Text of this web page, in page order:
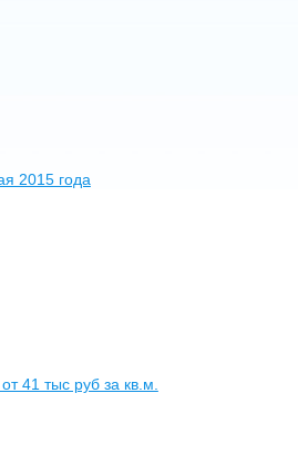
2015 года
41 тыс руб за кв.м.